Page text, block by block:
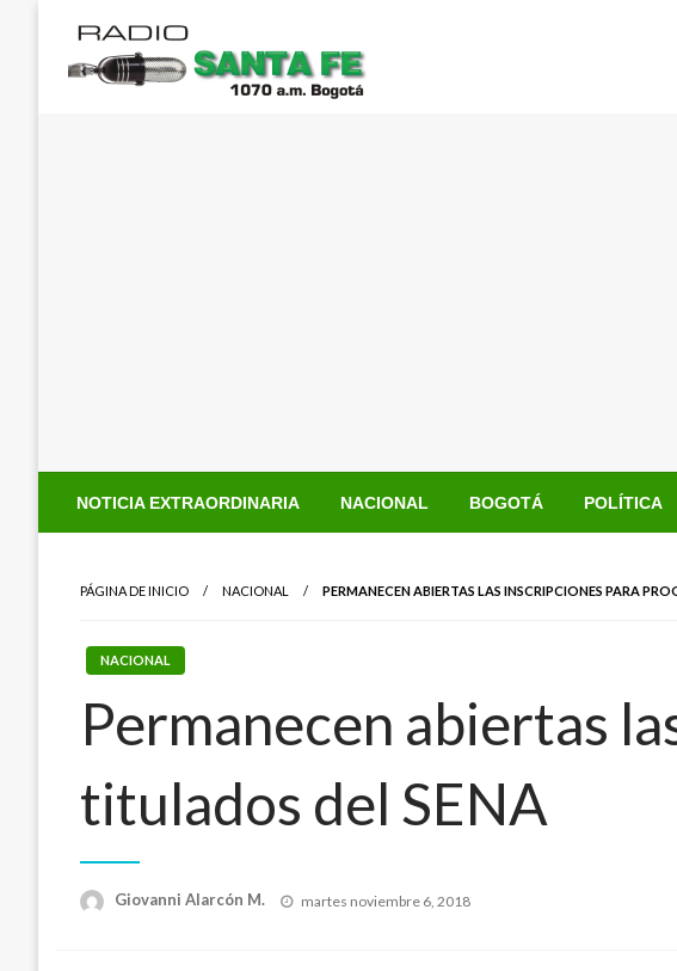
contenido
NOTICIA EXTRAORDINARIA NACIONAL BOGOTÁ POLÍTICA
PÁGINA DE INICIO NACIONAL PERMANECEN ABIERTAS LAS INSCRIPCIONES PARA
NACIONAL
Permanecen abiertas
titulados del SENA
Giovanni Alarcón M.
Publicado
martes noviembre 6, 2018